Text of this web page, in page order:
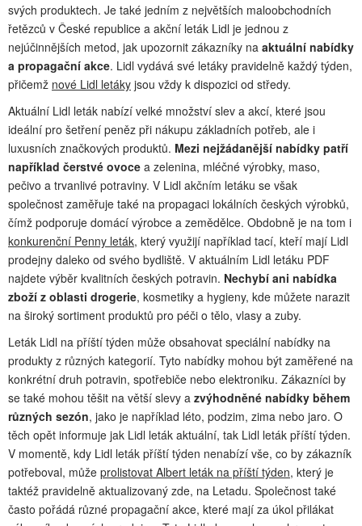
svých produktech. Je také jedním z největších maloobchodních
řetězců v České republice a akční leták Lidl je jednou z
nejúčinnějších metod, jak upozornit zákazníky na aktuální nabídky
a propagační akce. Lidl vydává své letáky pravidelně každý týden,
přičemž nové Lidl letáky jsou vždy k dispozici od středy.
Aktuální Lidl leták nabízí velké množství slev a akcí, které jsou
ideální pro šetření peněz při nákupu základních potřeb, ale i
luxusních značkových produktů. Mezi nejžádanější nabídky patří
například čerstvé ovoce a zelenina, mléčné výrobky, maso,
pečivo a trvanlivé potraviny. V Lidl akčním letáku se však
společnost zaměřuje také na propagaci lokálních českých výrobků,
čímž podporuje domácí výrobce a zemědělce. Obdobně je na tom i
konkurenční Penny leták, který využijí například tací, kteří mají Lidl
prodejny daleko od svého bydliště. V aktuálním Lidl letáku PDF
najdete výběr kvalitních českých potravin. Nechybí ani nabídka
zboží z oblasti drogerie, kosmetiky a hygieny, kde můžete narazit
na široký sortiment produktů pro péči o tělo, vlasy a zuby.
Leták Lidl na příští týden může obsahovat speciální nabídky na
produkty z různých kategorií. Tyto nabídky mohou být zaměřené na
konkrétní druh potravin, spotřebiče nebo elektroniku. Zákazníci by
se také mohou těšit na větší slevy a zvýhodněné nabídky během
různých sezón, jako je například léto, podzim, zima nebo jaro. O
těch opět informuje jak Lidl leták aktuální, tak Lidl leták příští týden.
V momentě, kdy Lidl leták příští týden nenabízí vše, co by zákazník
potřeboval, může prolistovat Albert leták na příští týden, který je
taktéž pravidelně aktualizovaný zde, na Letadu. Společnost také
často pořádá různé propagační akce, které mají za úkol přilákat